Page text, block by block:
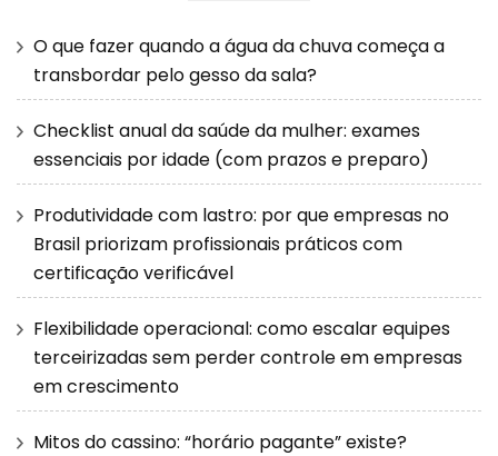
O que fazer quando a água da chuva começa a
transbordar pelo gesso da sala?
Checklist anual da saúde da mulher: exames
essenciais por idade (com prazos e preparo)
Produtividade com lastro: por que empresas no
Brasil priorizam profissionais práticos com
certificação verificável
Flexibilidade operacional: como escalar equipes
terceirizadas sem perder controle em empresas
em crescimento
Mitos do cassino: “horário pagante” existe?